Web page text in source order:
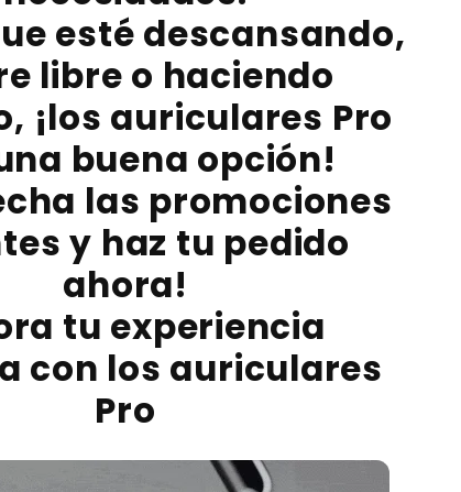
esté descansando,
libre o haciendo
¡los auriculares Pro
buena opción!
las promociones
y haz tu pedido
ahora!
tu experiencia
con los auriculares
Pro